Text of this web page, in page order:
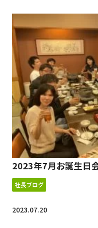
2023年7月お誕生日
社長ブログ
2023.07.20